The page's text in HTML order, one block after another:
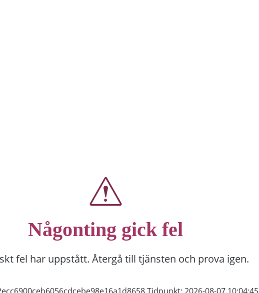
Någonting gick fel
fel har uppstått. Återgå till tjänsten och prova igen.
Tidpunkt: 2026-08-07 10:04:45